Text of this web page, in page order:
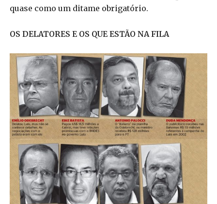
quase como um ditame obrigatório.
OS DELATORES E OS QUE ESTÃO NA FILA